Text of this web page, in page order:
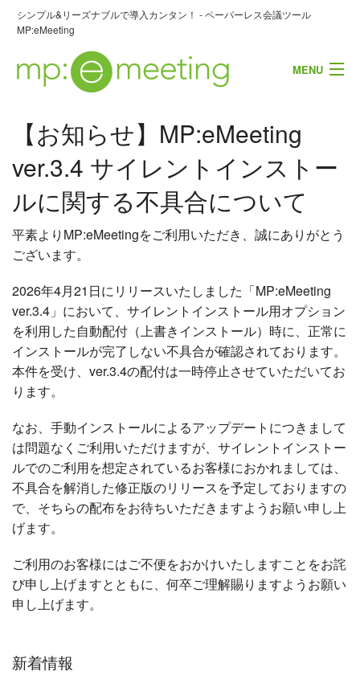
シンプル&リーズナブルで導入カンタン！ - ペーパーレス会議ツール
MP:eMeeting
MENU
お問い合わせ・資料請求
製品概要
主な機能
導入事例
よくあるご質問
【お知らせ】MP:eMeeting
ver.3.4 サイレントインストー
ルに関する不具合について
平素よりMP:eMeetingをご利用いただき、誠にありがとう
ございます。
2026年4月21日にリリースいたしました「MP:eMeeting
ver.3.4」において、サイレントインストール用オプション
を利用した自動配付（上書きインストール）時に、正常に
インストールが完了しない不具合が確認されております。
本件を受け、ver.3.4の配付は一時停止させていただいてお
ります。
なお、手動インストールによるアップデートにつきまして
は問題なくご利用いただけますが、サイレントインストー
ルでのご利用を想定されているお客様におかれましては、
不具合を解消した修正版のリリースを予定しておりますの
で、そちらの配布をお待ちいただきますようお願い申し上
げます。
ご利用のお客様にはご不便をおかけいたしますことをお詫
び申し上げますとともに、何卒ご理解賜りますようお願い
申し上げます。
新着情報